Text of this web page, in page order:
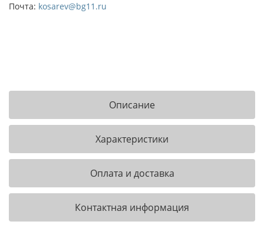
Почта: kosarev@bg11.ru
Описание
Характеристики
Оплата и доставка
Контактная информация